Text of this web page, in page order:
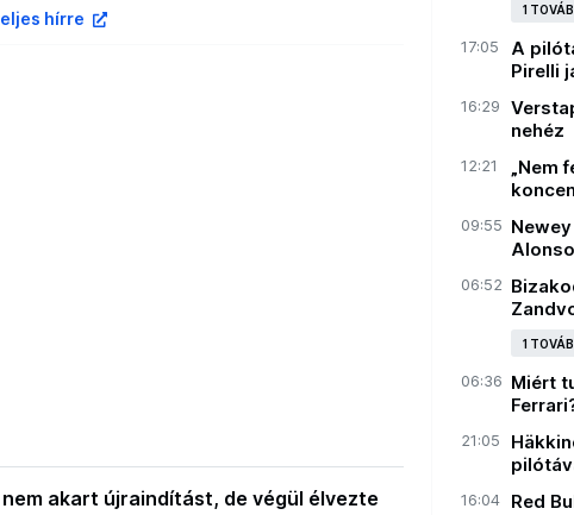
hírre
akart újraindítást, de végül élvezte
1
17:05
A
Pirelli
16:29
nehéz
12:21
„Nem
09:55
06:52
1
06:36 Miért
21:05
16:04 Red